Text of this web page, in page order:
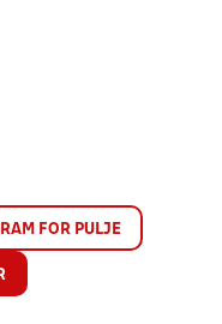
FOR PULJE